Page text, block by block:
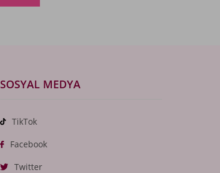
SOSYAL MEDYA
TikTok
Facebook
Twitter